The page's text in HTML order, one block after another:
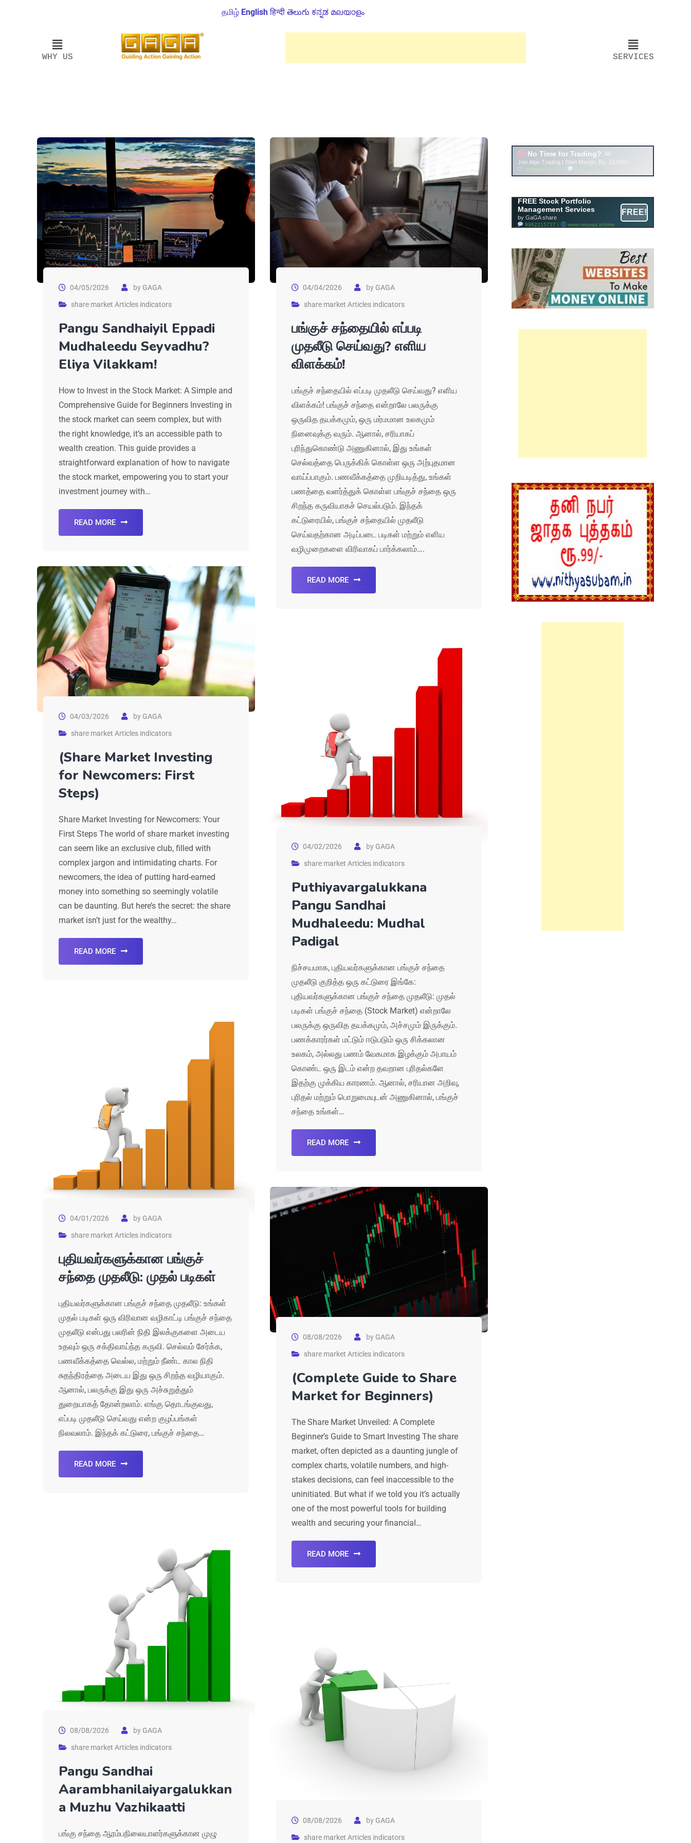
தமிழ் English हिन्दी తెలుగు ಕನ್ನಡ മലയാളം
WHY US SERVICES
04/05/2026 byGAGA
share market Articles indicators
Pangu Sandhaiyil Eppadi
Mudhaleedu Seyvadhu?
Eliya Vilakkam!
How to Invest in the Stock Market: A Simple and
Comprehensive Guide for Beginners Investing in
the stock market can seem complex, but with
the right knowledge, it’s an accessible path to
wealth creation. This guide provides a
straightforward explanation of how to navigate
the stock market, empowering you to start your
investment journey with…
READ MORE
04/04/2026 byGAGA
share market Articles indicators
பங்குச் சந்தையில் எப்படி
முதலீடு செய்வது? எளிய
விளக்கம்!
பங்குச் சந்தையில் எப்படி முதலீடு செய்வது? எளிய
விளக்கம்! பங்குச் சந்தை என்றாலே பலருக்கு
ஒருவித தயக்கமும், ஒரு மர்மமான உலகமும்
நினைவுக்கு வரும். ஆனால், சரியாகப்
புரிந்துகொண்டு அணுகினால், இது உங்கள்
செல்வத்தை பெருக்கிக் கொள்ள ஒரு அற்புதமான
வாய்ப்பாகும். பணவீக்கத்தை முறியடித்து, உங்கள்
பணத்தை வளர்த்துக் கொள்ள பங்குச் சந்தை ஒரு
சிறந்த கருவியாகச் செயல்படும். இந்தக்
கட்டுரையில், பங்குச் சந்தையில் முதலீடு
செய்வதற்கான அடிப்படை படிகள் மற்றும் எளிய
வழிமுறைகளை விரிவாகப் பார்க்கலாம்….
READ MORE
04/03/2026 byGAGA
share market Articles indicators
(Share Market Investing
for Newcomers: First
Steps)
Share Market Investing for Newcomers: Your
First Steps The world of share market investing
can seem like an exclusive club, filled with
complex jargon and intimidating charts. For
newcomers, the idea of putting hard-earned
money into something so seemingly volatile
can be daunting. But here’s the secret: the share
market isn’t just for the wealthy…
READ MORE
04/02/2026 byGAGA
share market Articles indicators
Puthiyavargalukkana
Pangu Sandhai
Mudhaleedu: Mudhal
Padigal
நிச்சயமாக, புதியவர்களுக்கான பங்குச் சந்தை
முதலீடு குறித்த ஒரு கட்டுரை இங்கே:
புதியவர்களுக்கான பங்குச் சந்தை முதலீடு: முதல்
படிகள் பங்குச் சந்தை (Stock Market) என்றாலே
பலருக்கு ஒருவித தயக்கமும், அச்சமும் இருக்கும்.
பணக்காரர்கள் மட்டும் ஈடுபடும் ஒரு சிக்கலான
உலகம், அல்லது பணம் வேகமாக இழக்கும் அபாயம்
கொண்ட ஒரு இடம் என்ற தவறான புரிதல்களே
இதற்கு முக்கிய காரணம். ஆனால், சரியான அறிவு,
புரிதல் மற்றும் பொறுமையுடன் அணுகினால், பங்குச்
சந்தை உங்கள்…
READ MORE
04/01/2026 byGAGA
share market Articles indicators
புதியவர்களுக்கான பங்குச்
சந்தை முதலீடு: முதல் படிகள்
புதியவர்களுக்கான பங்குச் சந்தை முதலீடு: உங்கள்
முதல் படிகள் ஒரு விரிவான வழிகாட்டி பங்குச் சந்தை
முதலீடு என்பது பலரின் நிதி இலக்குகளை அடைய
உதவும் ஒரு சக்திவாய்ந்த கருவி. செல்வம் சேர்க்க,
பணவீக்கத்தை வெல்ல, மற்றும் நீண்ட கால நிதி
சுதந்திரத்தை அடைய இது ஒரு சிறந்த வழியாகும்.
ஆனால், பலருக்கு இது ஒரு அச்சுறுத்தும்
துறையாகத் தோன்றலாம். எங்கு தொடங்குவது,
எப்படி முதலீடு செய்வது என்ற குழப்பங்கள்
நிலவலாம். இந்தக் கட்டுரை, பங்குச் சந்தை…
READ MORE
08/08/2026 byGAGA
share market Articles indicators
(Complete Guide to Share
Market for Beginners)
The Share Market Unveiled: A Complete
Beginner’s Guide to Smart Investing The share
market, often depicted as a daunting jungle of
complex charts, volatile numbers, and high-
stakes decisions, can feel inaccessible to the
uninitiated. But what if we told you it’s actually
one of the most powerful tools for building
wealth and securing your financial…
READ MORE
08/08/2026 byGAGA
share market Articles indicators
Pangu Sandhai
Aarambhanilaiyargalukkan
a Muzhu Vazhikaatti
பங்கு சந்தை ஆரம்பநிலையாளர்களுக்கான முழு
08/08/2026 byGAGA
share market Articles indicators
Account ↔ Premium
WhatsApp 4 FREE!
Join FREE Telegram Channel now
FREE Stock Portfolio
Management Services
by GaGA share
9962215737 | www.mrgaga.in/pms
FREE!